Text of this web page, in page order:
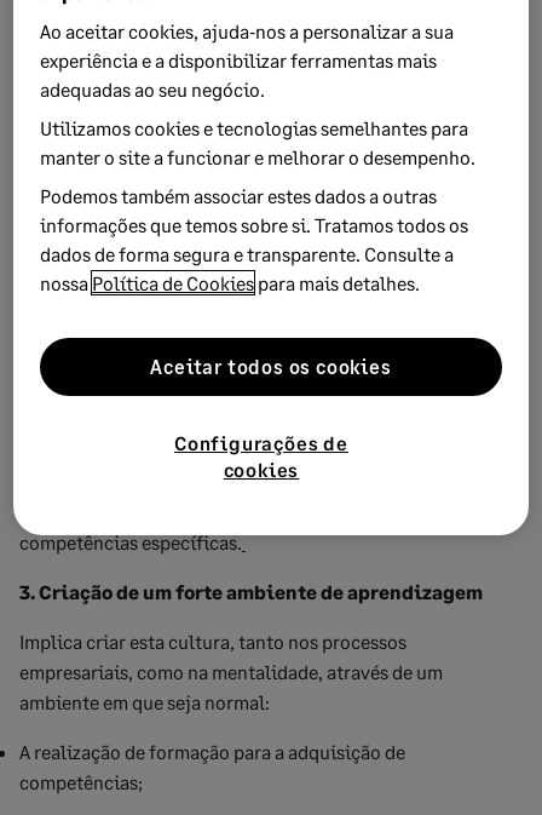
conseguem obter. Assim, impõe-se refletir sobre qual será o
segredo para uma requalificação bem-sucedida. O autor
desse artigo aponta três aspetos principais nos quais as
empresas que chegaram a esses valores, apostaram:
1. Planeamento estratégico da força de trabalho
Implica deixar que as necessidades a longo prazo de uma
empresa impulsionem os seus requisitos de competências e
em comparar estes requisitos com as competências atuais,
determinando a melhor forma de colmatar a lacuna
2. Melhoria da oferta formativa
insightseconómicos, recorrer à
requalificação de talentoson the job
competências específicas.
3. Criação de um forte ambiente de aprendizagem
Implica criar esta cultura, tanto nos processos
empresariais, como na mentalidade, através de um
ambiente em que seja normal:
A realização de formação para a adquisição de
competências;
Ao aceitar cookies, ajuda‑nos a personalizar a sua
experiência e a disponibilizar ferramentas mais
adequadas ao seu negócio.
Utilizamos cookies e tecnologias semelhantes para
manter o site a funcionar e melhorar o desempenho.
Podemos também associar estes dados a outras
informações que temos sobre si. Tratamos todos os
dados de forma segura e transparente. Consulte a
nossa Política de Cookies para mais detalhes.
Configurações de
cookies
Aceitar todos os cookies